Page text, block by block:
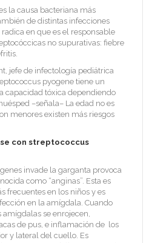
la causa bacteriana más
de distintas infecciones
en que es el responsable
no supurativas: fiebre
jefe de infectología pediátrica
pyogene tiene un
capacidad tóxica dependiendo
–señala– La edad no es
menores existen más riesgos
con streptococcus
invade la garganta provoca
como “anginas”. Esta es
frecuentes en los niños y es
en la amígdala. Cuando
se enrojecen,
de pus, e inflamación de los
y lateral del cuello. Es